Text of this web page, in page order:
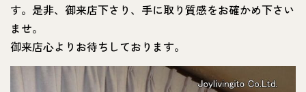
す。是非、御来店下さり、手に取り質感をお確かめ下さい
ませ。
御来店心よりお待ちしております。